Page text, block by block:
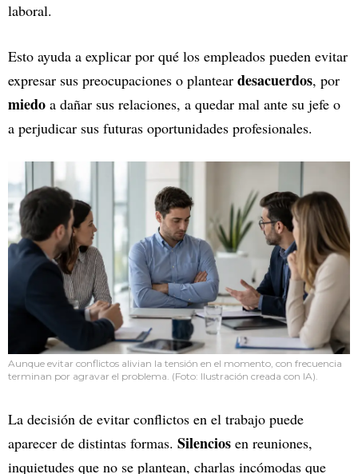
laboral.
Esto ayuda a explicar por qué los empleados pueden evitar
expresar sus preocupaciones o plantear desacuerdos, por
miedo a dañar sus relaciones, a quedar mal ante su jefe o
a perjudicar sus futuras oportunidades profesionales.
Aunque evitar conflictos alivian la tensión en el momento, con frecuencia
terminan por agravar el problema. (Foto: Ilustración creada con IA).
La decisión de evitar conflictos en el trabajo puede
aparecer de distintas formas. Silencios en reuniones,
inquietudes que no se plantean, charlas incómodas que